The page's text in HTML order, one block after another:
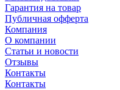
Гарантия на товар
Публичная офферта
Компания
О компании
Статьи и новости
Отзывы
Контакты
Контакты